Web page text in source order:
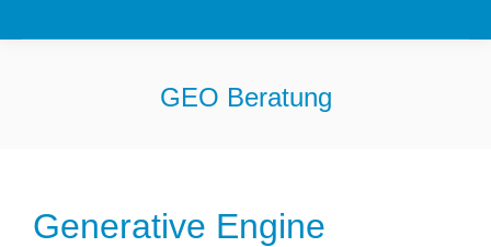
GEO Beratung
Generative Engine